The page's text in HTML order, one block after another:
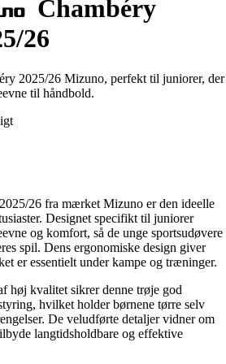
Chambéry
26
2025/26 Mizuno, perfekt til juniorer, der
til håndbold.
26 fra mærket Mizuno er den ideelle
Designet specifikt til juniorer
og komfort, så de unge sportsudøvere
spil. Dens ergonomiske design giver
er essentielt under kampe og træninger.
høj kvalitet sikrer denne trøje god
hvilket holder børnene tørre selv
De veludførte detaljer vidner om
langtidsholdbare og effektive